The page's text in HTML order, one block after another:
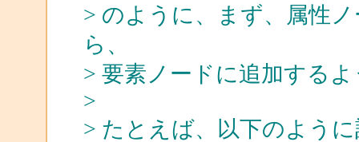
> のように、まず、属性
ら、
> 要素ノードに追加する
>
> たとえば、以下のよう